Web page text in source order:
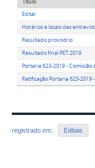
Título
Edital
Horários e locais das
Resultado provisório
Resultado final PET 2019
Portaria 623-2019 - Comissão
Retificação Portaria 623-2019 -
registrado em: Editais